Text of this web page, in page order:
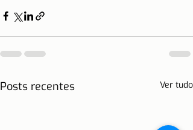
Posts recentes Ver tudo